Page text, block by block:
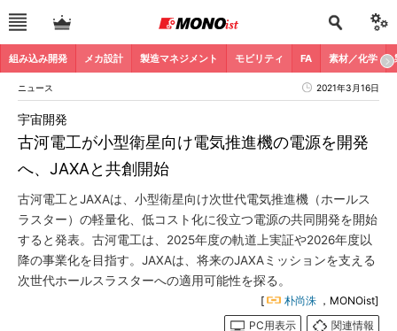
組み込み開発 メカ設計 製造マネジメント モビリティ FA 素材／化学
ニュース 2021年3月16日
古河電工が小型衛星向け電気推進機の電源を開発
へ、JAXAと共創開始
宇宙開発
古河電工とJAXAは、小型衛星向け次世代電気推進機（ホールス
ラスター）の軽量化、低コスト化に役立つ電源の共同開発を開始
すると発表。古河電工は、2025年度の軌道上実証や2026年度以
降の事業化を目指す。JAXAは、将来のJAXAミッションを支える
次世代ホールスラスターへの適用可能性を探る。
[ 朴尚洙 ，MONOist]
PC用表示
関連情報